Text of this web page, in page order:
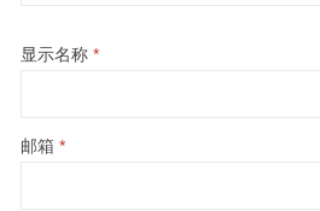
显示名称 *
邮箱 *